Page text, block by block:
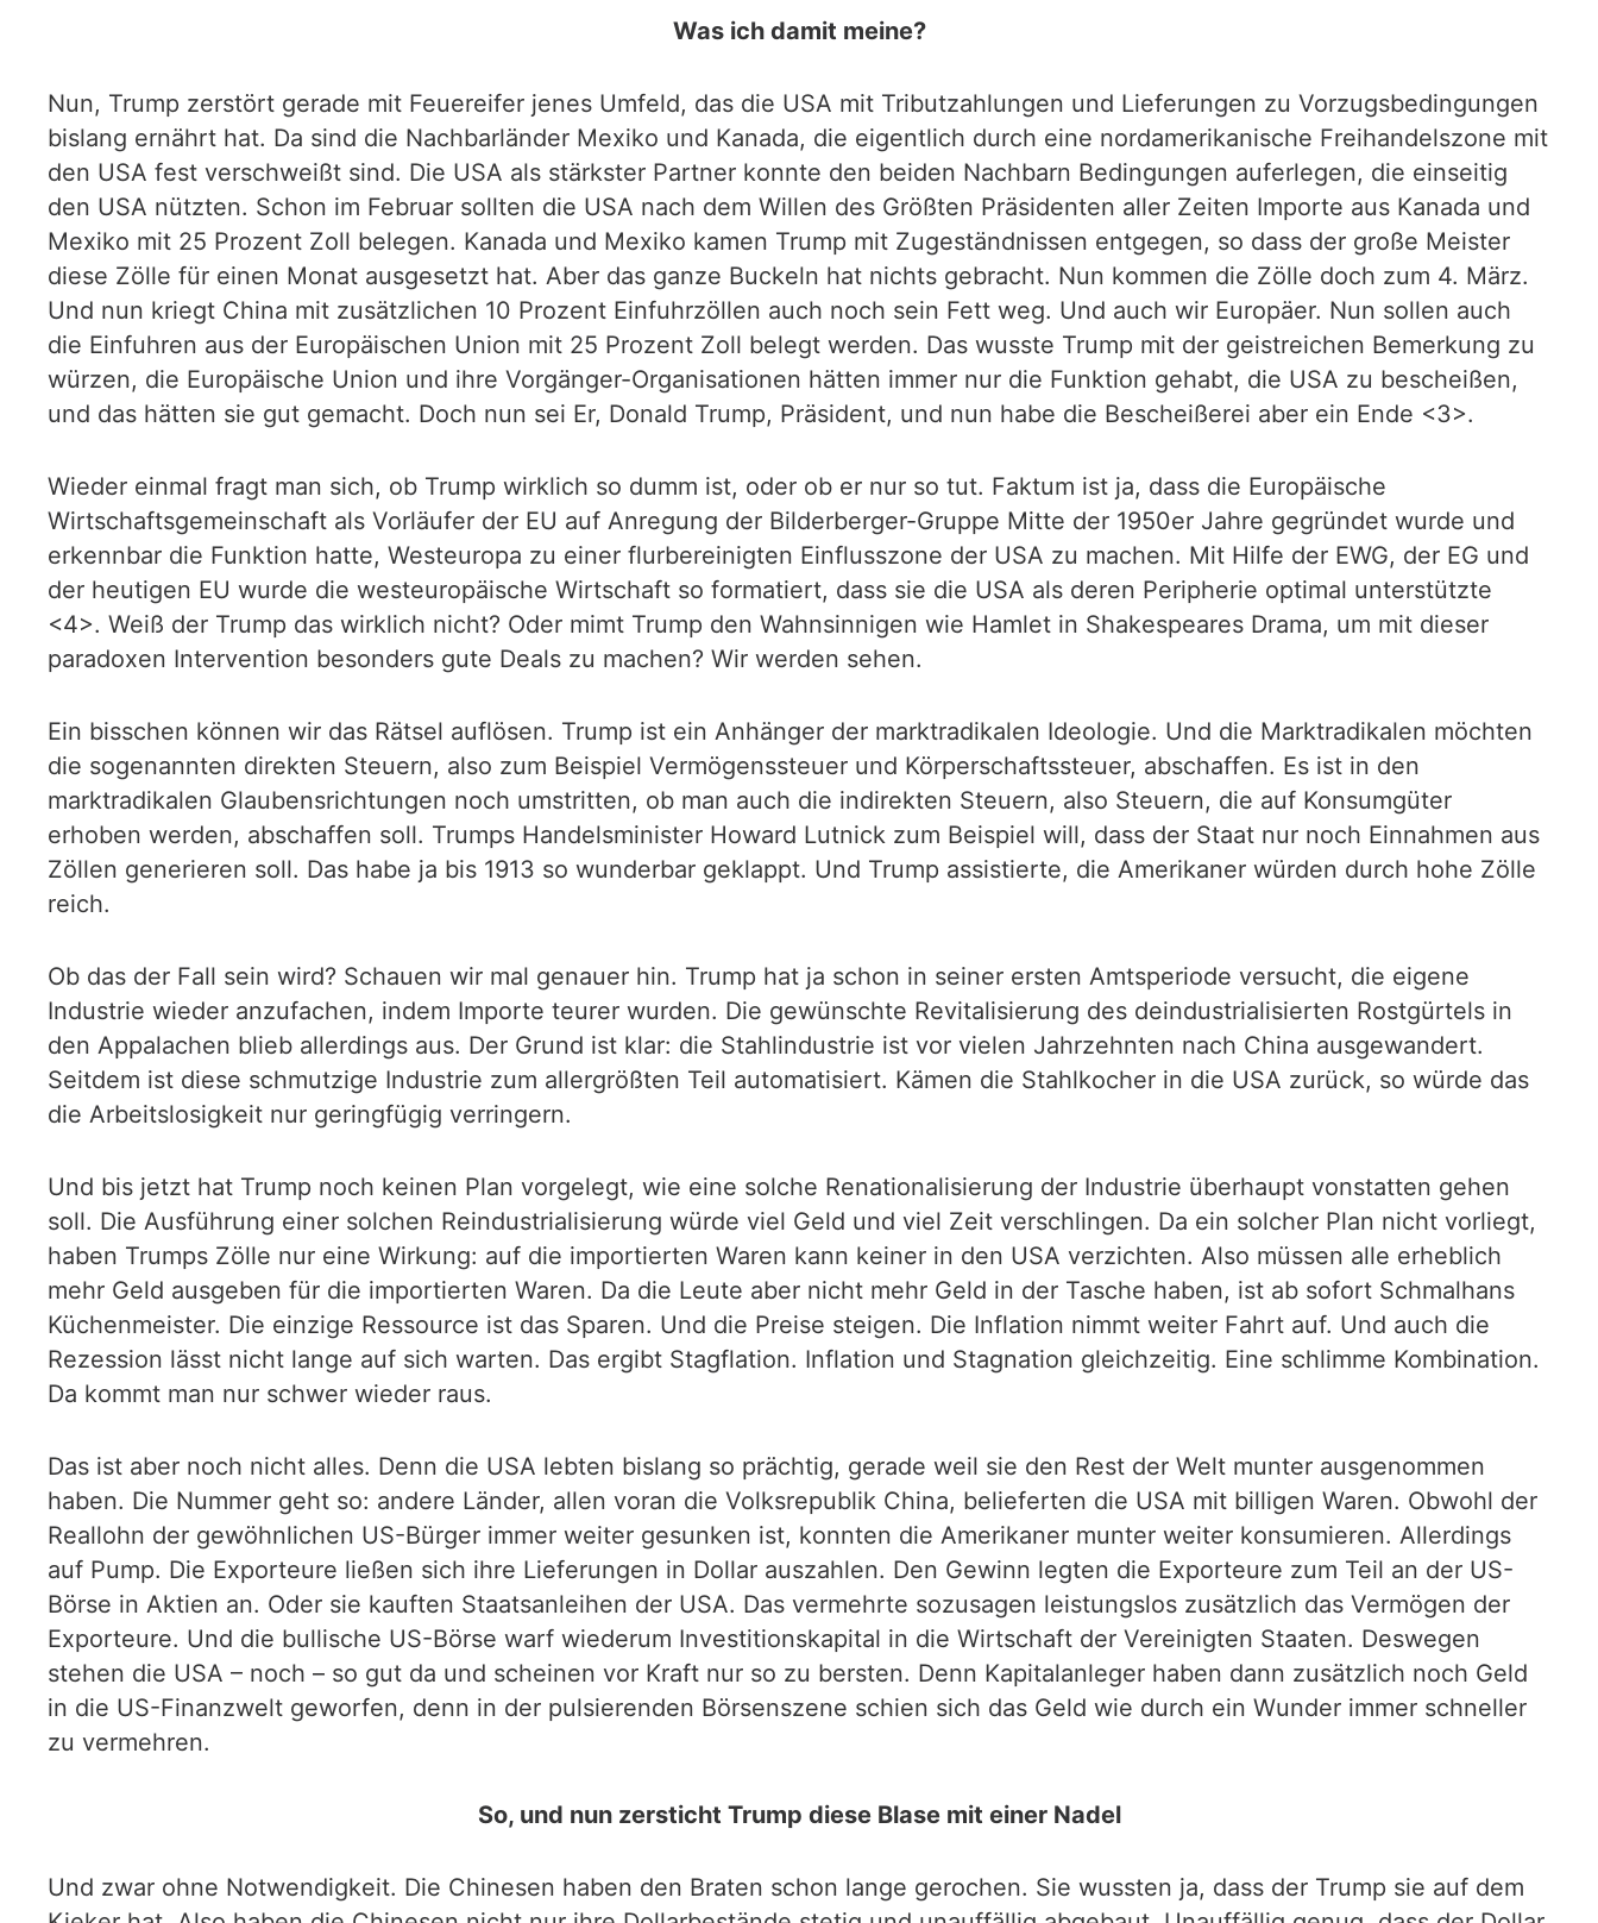
Was ich damit meine?
Nun, Trump zerstört gerade mit Feuereifer jenes Umfeld, das die USA mit Tributzahlungen und Lieferungen zu Vorzugsbedingungen
bislang ernährt hat. Da sind die Nachbarländer Mexiko und Kanada, die eigentlich durch eine nordamerikanische Freihandelszone mit
den USA fest verschweißt sind. Die USA als stärkster Partner konnte den beiden Nachbarn Bedingungen auferlegen, die einseitig
den USA nützten. Schon im Februar sollten die USA nach dem Willen des Größten Präsidenten aller Zeiten Importe aus Kanada und
Mexiko mit 25 Prozent Zoll belegen. Kanada und Mexiko kamen Trump mit Zugeständnissen entgegen, so dass der große Meister
diese Zölle für einen Monat ausgesetzt hat. Aber das ganze Buckeln hat nichts gebracht. Nun kommen die Zölle doch zum 4. März.
Und nun kriegt China mit zusätzlichen 10 Prozent Einfuhrzöllen auch noch sein Fett weg. Und auch wir Europäer. Nun sollen auch
die Einfuhren aus der Europäischen Union mit 25 Prozent Zoll belegt werden. Das wusste Trump mit der geistreichen Bemerkung zu
würzen, die Europäische Union und ihre Vorgänger-Organisationen hätten immer nur die Funktion gehabt, die USA zu bescheißen,
und das hätten sie gut gemacht. Doch nun sei Er, Donald Trump, Präsident, und nun habe die Bescheißerei aber ein Ende <3>.
Wieder einmal fragt man sich, ob Trump wirklich so dumm ist, oder ob er nur so tut. Faktum ist ja, dass die Europäische
Wirtschaftsgemeinschaft als Vorläufer der EU auf Anregung der Bilderberger-Gruppe Mitte der 1950er Jahre gegründet wurde und
erkennbar die Funktion hatte, Westeuropa zu einer flurbereinigten Einflusszone der USA zu machen. Mit Hilfe der EWG, der EG und
der heutigen EU wurde die westeuropäische Wirtschaft so formatiert, dass sie die USA als deren Peripherie optimal unterstützte
<4>. Weiß der Trump das wirklich nicht? Oder mimt Trump den Wahnsinnigen wie Hamlet in Shakespeares Drama, um mit dieser
paradoxen Intervention besonders gute Deals zu machen? Wir werden sehen.
Ein bisschen können wir das Rätsel auflösen. Trump ist ein Anhänger der marktradikalen Ideologie. Und die Marktradikalen möchten
die sogenannten direkten Steuern, also zum Beispiel Vermögenssteuer und Körperschaftssteuer, abschaffen. Es ist in den
marktradikalen Glaubensrichtungen noch umstritten, ob man auch die indirekten Steuern, also Steuern, die auf Konsumgüter
erhoben werden, abschaffen soll. Trumps Handelsminister Howard Lutnick zum Beispiel will, dass der Staat nur noch Einnahmen aus
Zöllen generieren soll. Das habe ja bis 1913 so wunderbar geklappt. Und Trump assistierte, die Amerikaner würden durch hohe Zölle
reich.
Ob das der Fall sein wird? Schauen wir mal genauer hin. Trump hat ja schon in seiner ersten Amtsperiode versucht, die eigene
Industrie wieder anzufachen, indem Importe teurer wurden. Die gewünschte Revitalisierung des deindustrialisierten Rostgürtels in
den Appalachen blieb allerdings aus. Der Grund ist klar: die Stahlindustrie ist vor vielen Jahrzehnten nach China ausgewandert.
Seitdem ist diese schmutzige Industrie zum allergrößten Teil automatisiert. Kämen die Stahlkocher in die USA zurück, so würde das
die Arbeitslosigkeit nur geringfügig verringern.
Und bis jetzt hat Trump noch keinen Plan vorgelegt, wie eine solche Renationalisierung der Industrie überhaupt vonstatten gehen
soll. Die Ausführung einer solchen Reindustrialisierung würde viel Geld und viel Zeit verschlingen. Da ein solcher Plan nicht vorliegt,
haben Trumps Zölle nur eine Wirkung: auf die importierten Waren kann keiner in den USA verzichten. Also müssen alle erheblich
mehr Geld ausgeben für die importierten Waren. Da die Leute aber nicht mehr Geld in der Tasche haben, ist ab sofort Schmalhans
Küchenmeister. Die einzige Ressource ist das Sparen. Und die Preise steigen. Die Inflation nimmt weiter Fahrt auf. Und auch die
Rezession lässt nicht lange auf sich warten. Das ergibt Stagflation. Inflation und Stagnation gleichzeitig. Eine schlimme Kombination.
Da kommt man nur schwer wieder raus.
Das ist aber noch nicht alles. Denn die USA lebten bislang so prächtig, gerade weil sie den Rest der Welt munter ausgenommen
haben. Die Nummer geht so: andere Länder, allen voran die Volksrepublik China, belieferten die USA mit billigen Waren. Obwohl der
Reallohn der gewöhnlichen US-Bürger immer weiter gesunken ist, konnten die Amerikaner munter weiter konsumieren. Allerdings
auf Pump. Die Exporteure ließen sich ihre Lieferungen in Dollar auszahlen. Den Gewinn legten die Exporteure zum Teil an der US-
Börse in Aktien an. Oder sie kauften Staatsanleihen der USA. Das vermehrte sozusagen leistungslos zusätzlich das Vermögen der
Exporteure. Und die bullische US-Börse warf wiederum Investitionskapital in die Wirtschaft der Vereinigten Staaten. Deswegen
stehen die USA – noch – so gut da und scheinen vor Kraft nur so zu bersten. Denn Kapitalanleger haben dann zusätzlich noch Geld
in die US-Finanzwelt geworfen, denn in der pulsierenden Börsenszene schien sich das Geld wie durch ein Wunder immer schneller
zu vermehren.
So, und nun zersticht Trump diese Blase mit einer Nadel
Und zwar ohne Notwendigkeit. Die Chinesen haben den Braten schon lange gerochen. Sie wussten ja, dass der Trump sie auf dem